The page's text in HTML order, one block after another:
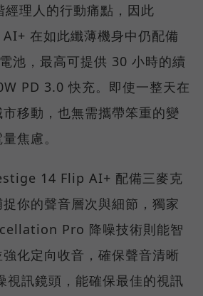
理人的行動痛點，因此
在如此纖薄機身中仍配備
池，最高可提供 30 小時的續
PD 3.0 快充。即使一整天在
移動，也無需攜帶笨重的變
焦慮。
14 Flip AI+ 配備三麥克
你的聲音層次與細節，獨家
Pro 降噪技術則能智
化定向收音，確保聲音清晰
視訊鏡頭，能確保最佳的視訊